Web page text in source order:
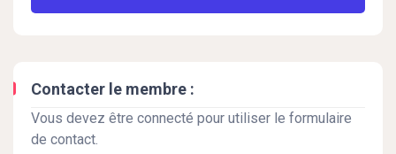
Contacter le membre :
Vous devez être connecté pour utiliser le formulaire
de contact.